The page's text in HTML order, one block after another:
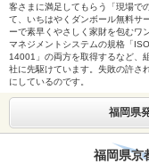
客さまに満足してもらう「現場で
て、いちはやくダンボール無料サ
ーで素早くやさしく家財を包むワ
マネジメントシステムの規格「
14001」の両方を取得するなど、
社に先駆けています。失敗の許さ
にしているのです。
福岡県
福岡県京